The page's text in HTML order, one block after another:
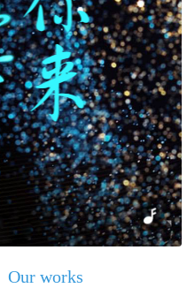
Our works